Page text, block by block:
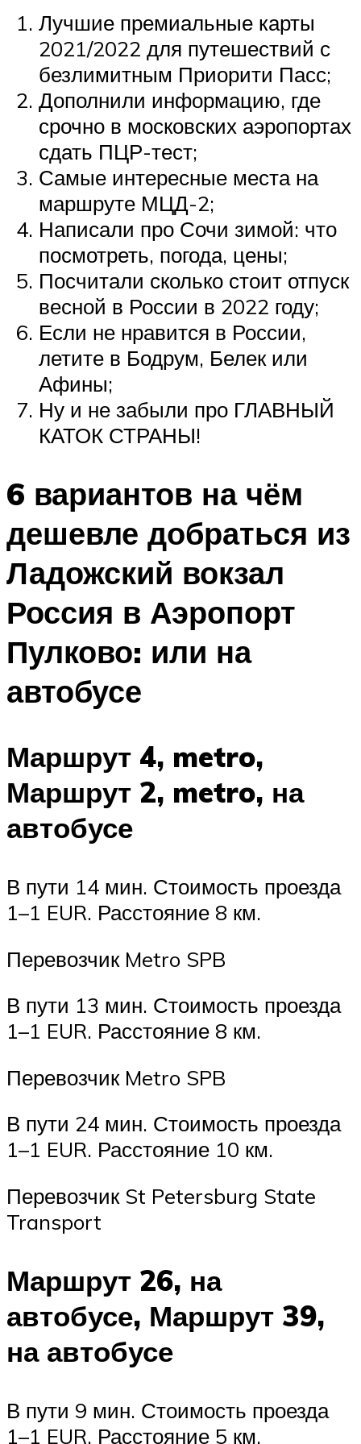
Лучшие премиальные карты
2021/2022 для путешествий с
безлимитным Приорити Пасс;
Дополнили информацию, где
срочно в московских аэропортах
сдать ПЦР-тест;
Самые интересные места на
маршруте МЦД-2;
Написали про Сочи зимой: что
посмотреть, погода, цены;
Посчитали сколько стоит отпуск
весной в России в 2022 году;
Если не нравится в России,
летите в Бодрум, Белек или
Афины;
Ну и не забыли про ГЛАВНЫЙ
КАТОК СТРАНЫ!
6 вариантов на чём
дешевле добраться из
Ладожский вокзал
Россия в Аэропорт
Пулково: или на
автобусе
Маршрут 4, metro,
Маршрут 2, metro, на
автобусе
В пути 14 мин. Стоимость проезда
1–1 EUR. Расстояние 8 км.
Перевозчик Metro SPB
В пути 13 мин. Стоимость проезда
1–1 EUR. Расстояние 8 км.
Перевозчик Metro SPB
В пути 24 мин. Стоимость проезда
1–1 EUR. Расстояние 10 км.
Перевозчик St Petersburg State
Transport
Маршрут 26, на
автобусе, Маршрут 39,
на автобусе
В пути 9 мин. Стоимость проезда
1–1 EUR. Расстояние 5 км.